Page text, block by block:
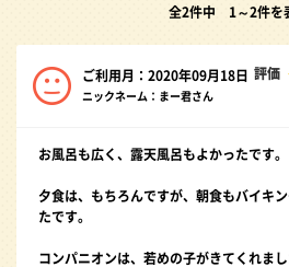
全2件中 1～2件を
ご利用月：2020年09月18日 評価
ニックネーム：まー君さん
お風呂も広く、露天風呂もよかったです。
夕食は、もちろんですが、朝食もバイキ
たです。
コンパニオンは、若めの子がきてくれまし